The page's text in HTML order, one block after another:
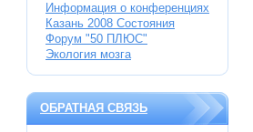
Информация о конференциях
Казань 2008 Состояния
Форум "50 ПЛЮС"
Экология мозга
ОБРАТНАЯ СВЯЗЬ